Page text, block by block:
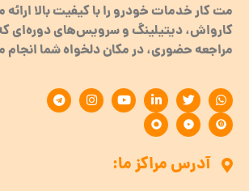
مت کار خدمات خودرو را با کیفیت بالا
کارواش، دیتیلینگ و سرویس‌های دوره‌ای که
مراجعه حضوری، در مکان دلخواه شما
آدرس مراکز ما: